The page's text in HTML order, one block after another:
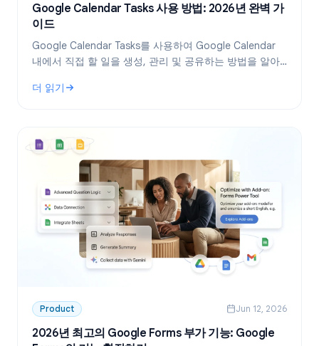
Google Calendar Tasks 사용 방법: 2026년 완벽 가
이드
Google Calendar Tasks를 사용하여 Google Calendar
내에서 직접 할 일을 생성, 관리 및 공유하는 방법을 알아
더 읽기
: Google Calendar Tasks 사용 방법: 2026년 완벽 가이드
Product Jun 12, 2026
2026년 최고의 Google Forms 부가 기능: Google